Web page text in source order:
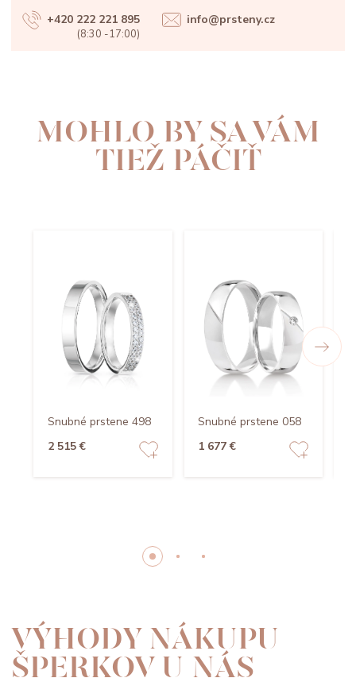
+420 222 221 895
(8:30 -17:00)
info@prsteny.cz
MOHLO BY SA VÁM
TIEŽ PÁČIŤ
Snubné prstene 498
2 515 €
Snubné prstene 058
1 677 €
VÝHODY NÁKUPU
ŠPERKOV U NÁS